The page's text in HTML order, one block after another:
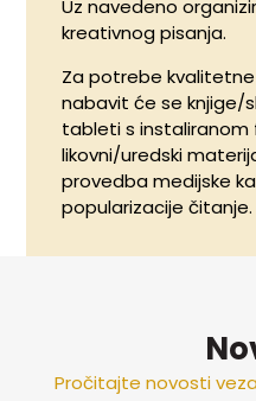
Uz navedeno
kreativnog pisanja.
Za potrebe
nabavit će se knjige/
tableti s
likovni/uredski
provedba medijske
popularizacije čitanje.
Pročitajte novosti